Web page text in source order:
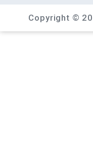
Copyright ©